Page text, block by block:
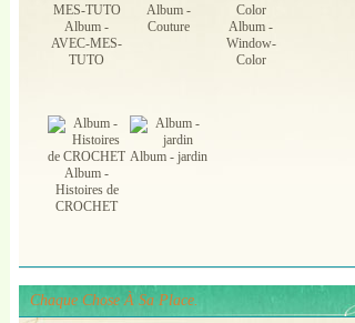
Album -
AVEC-MES-
TUTO
Album -
Couture
Album -
Window-
Color
Album -
Histoires de
CROCHET
Album - jardin
Chaque Chose À Sa Place.